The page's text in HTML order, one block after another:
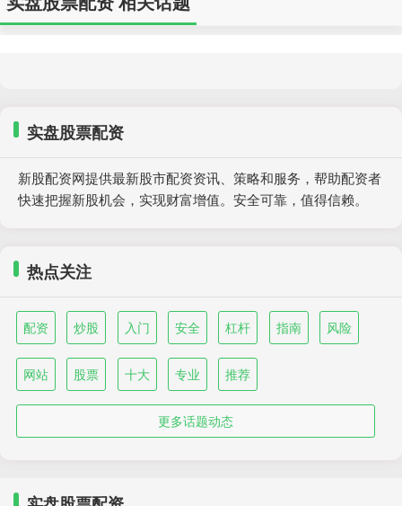
实盘股票配资
新股配资网提供最新股市配资资讯、策略和服务，帮助配资者
快速把握新股机会，实现财富增值。安全可靠，值得信赖。
热点关注
配资 炒股 入门 安全 杠杆 指南 风险
网站 股票 十大 专业 推荐
更多话题动态